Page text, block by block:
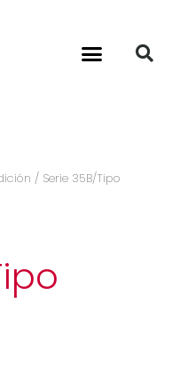
/ Serie 35B/Tipo